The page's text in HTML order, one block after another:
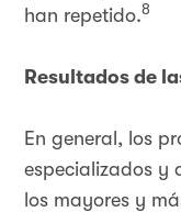
han repetido.8
Resultados de
En general, los
especializados
los mayores y